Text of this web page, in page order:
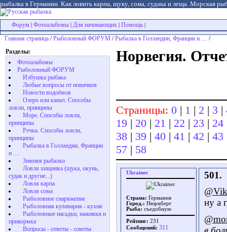
рыбалка в Германии. Как ловить карпа, щуку, сома, судака и леща. Морская
Форум Фотоальбомы Для начинающих Помощь
Главная страница /Рыболовный ФОРУМ /Рыбалка в Голландии, Франции и .... /
Разделы:
Фотоальбомы
Рыболовный ФОРУМ
Избушка рыбака
Любые вопросы от новичков
Новости водоёмов
Озеро или канал. Способы
ловли, принципы
Море. Способы ловли,
принципы
Речка. Способы ловли,
принципы
Рыбалка в Голландии, Франции
и ....
Зимняя рыбалка
Ловля хищника (щука, окунь,
судак и другие...)
Ловля карпа
Ловля сома
Рыболовное снаряжение
Рыболовная кулинария - кухня
Рыболовные насадки, наживки и
прикормка
Вопросы - ответы - советы
Норвегия.
Страницы: 0 | 1 | 2 | 3 |
19 | 20 | 21 | 22 | 23 | 24
38 | 39 | 40 | 41 | 42 | 43
57 | 58
Ukrainec
Страна: Германия
Город.: Нюрнберг
Рыба: съедобную
Рейтинг: 231
Сообщений: 311
501.
ну а